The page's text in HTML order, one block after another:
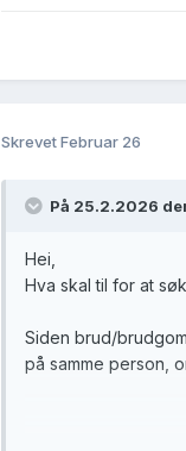
SkrevetFebruar 26
På 25.2.2026
Hei,
Hva skal til for at
Siden brud/
på samme person,